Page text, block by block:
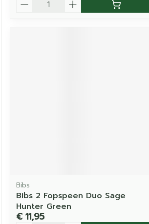
Bibs
Bibs 2 Fopspeen Duo Sage
Hunter Green
€ 11,95